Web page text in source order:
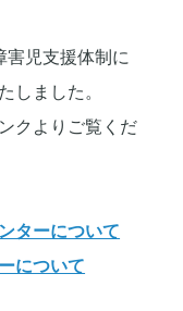
児支援体制に
しました。
クよりご覧くだ
ターについて
について